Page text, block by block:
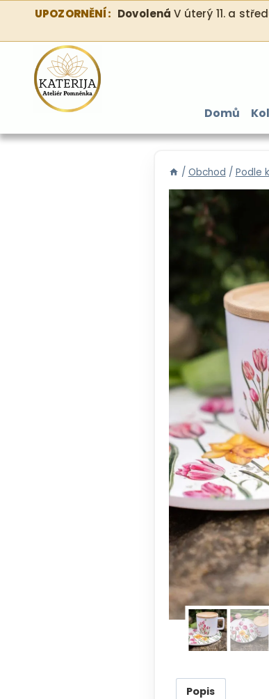
Přeskočit
obsah
UPOZORNĚNÍ: Dovolená V úterý 11. a
Domů
/ Obchod / Podle
Popis